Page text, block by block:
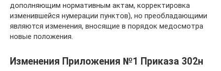
дополняющим нормативным актам, корректировка
изменившейся нумерации пунктов), но преобладающими
являются изменения, вносящие в порядок медосмотра
новые положения.
Изменения Приложения №1 Приказа 302н